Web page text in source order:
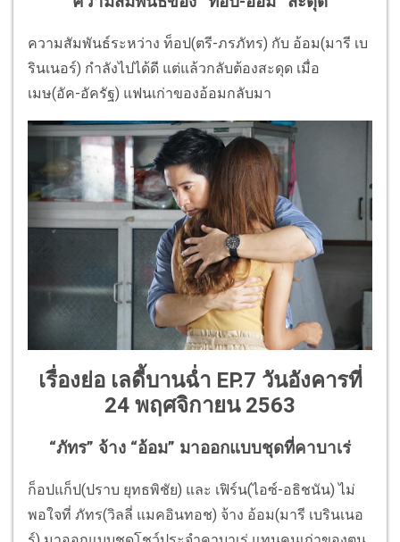
ความสัมพันธ์ระหว่าง ท็อป(ตรี-ภรภัทร) กับ อ้อม(มารี เบ
รินเนอร์) กำลังไปได้ดี แต่แล้วกลับต้องสะดุด เมื่อ
เมษ(อัค-อัครัฐ) แฟนเก่าของอ้อมกลับมา
เรื่องย่อ เลดี้บานฉ่ำ EP.7 วันอังคารที่
24 พฤศจิกายน 2563
“ภัทร” จ้าง “อ้อม” มาออกแบบชุดที่คาบาเร่
ก็อปแก็ป(ปราบ ยุทธพิชัย) และ เฟิร์น(ไอซ์-อธิชนัน) ไม่
พอใจที่ ภัทร(วิลลี่ แมคอินทอช) จ้าง อ้อม(มารี เบรินเนอ